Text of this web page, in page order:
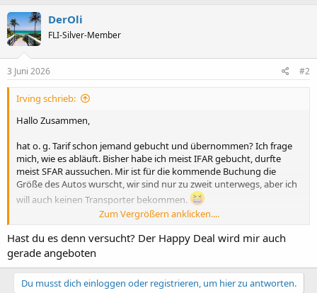
DerOli
FLI-Silver-Member
3 Juni 2026 #2
Irving schrieb:
Hallo Zusammen,
hat o. g. Tarif schon jemand gebucht und übernommen? Ich frage
mich, wie es abläuft. Bisher habe ich meist IFAR gebucht, durfte
meist SFAR aussuchen. Mir ist für die kommende Buchung die
Größe des Autos wurscht, wir sind nur zu zweit unterwegs, aber ich
will auch keinen Transporter bekommen.
Zum Vergrößern anklicken....
Hast du es denn versucht? Der Happy Deal wird mir auch
gerade angeboten
Du musst dich einloggen oder registrieren, um hier zu antworten.